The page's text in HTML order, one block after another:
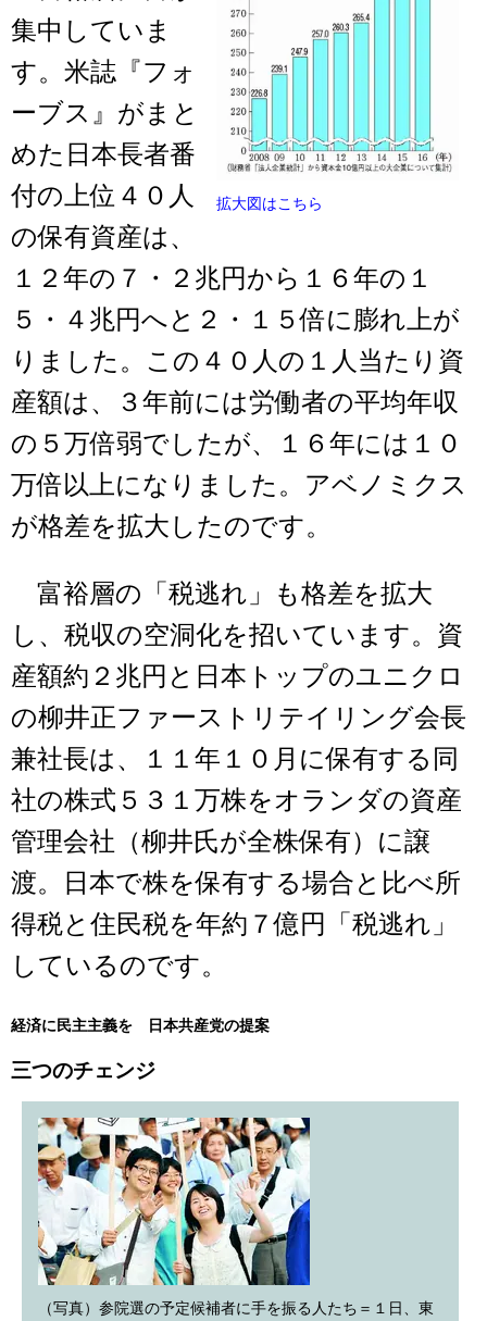
拡大図はこちら
集中していま
す。米誌『フォ
ーブス』がまと
めた日本長者番
付の上位４０人
の保有資産は、
１２年の７・２兆円から１６年の１
５・４兆円へと２・１５倍に膨れ上が
りました。この４０人の１人当たり資
産額は、３年前には労働者の平均年収
の５万倍弱でしたが、１６年には１０
万倍以上になりました。アベノミクス
が格差を拡大したのです。
富裕層の「税逃れ」も格差を拡大
し、税収の空洞化を招いています。資
産額約２兆円と日本トップのユニクロ
の柳井正ファーストリテイリング会長
兼社長は、１１年１０月に保有する同
社の株式５３１万株をオランダの資産
管理会社（柳井氏が全株保有）に譲
渡。日本で株を保有する場合と比べ所
得税と住民税を年約７億円「税逃れ」
しているのです。
経済に民主主義を 日本共産党の提案
三つのチェンジ
（写真）参院選の予定候補者に手を振る人たち＝１日、東